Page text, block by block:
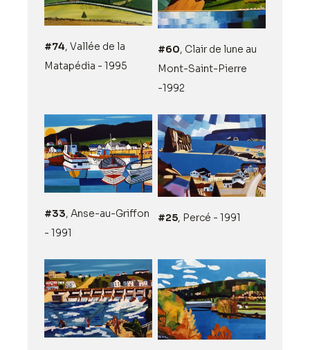
#74, Vallée de la
Matapédia - 1995
#60, Clair de lune au
Mont-Saint-Pierre
-1992
#33, Anse-au-Griffon
- 1991
#25, Percé - 1991